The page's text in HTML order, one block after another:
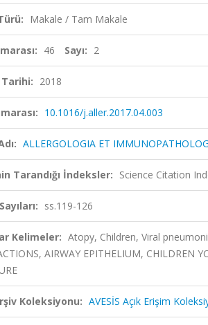
Makale / Tam Makale
46 Sayı: 2
Tarihi: 2018
10.1016/j.aller.2017.04.003
ALLERGOLOGIA ET
Tarandığı İndeksler: Science Citation
ss.119-126
Kelimeler: Atopy, Children, Viral
AIRWAY EPITHELIUM, CHILDREN
Koleksiyonu: AVESİS Açık Erişim